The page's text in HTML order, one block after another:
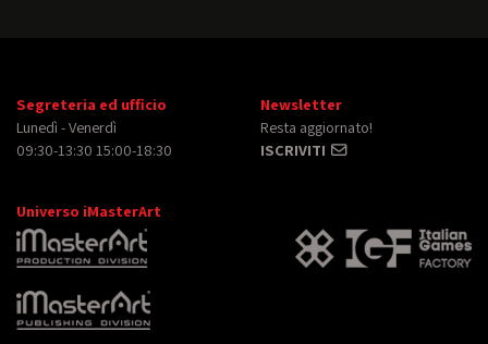
Segreteria ed ufficio
Lunedì - Venerdì
09:30-13:30 15:00-18:30
Newsletter
Resta aggiornato!
ISCRIVITI
Universo iMasterArt